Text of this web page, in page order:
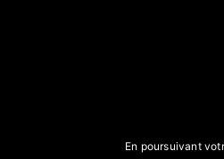
En poursuivant